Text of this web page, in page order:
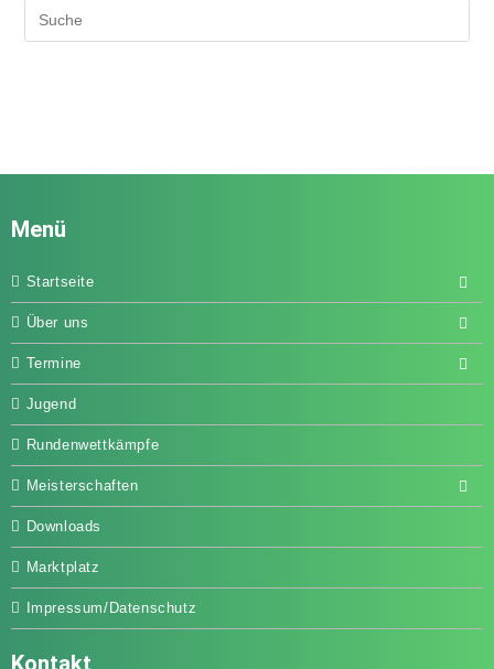
Menü
Startseite
Über uns
Termine
Jugend
Rundenwettkämpfe
Meisterschaften
Downloads
Marktplatz
Impressum/Datenschutz